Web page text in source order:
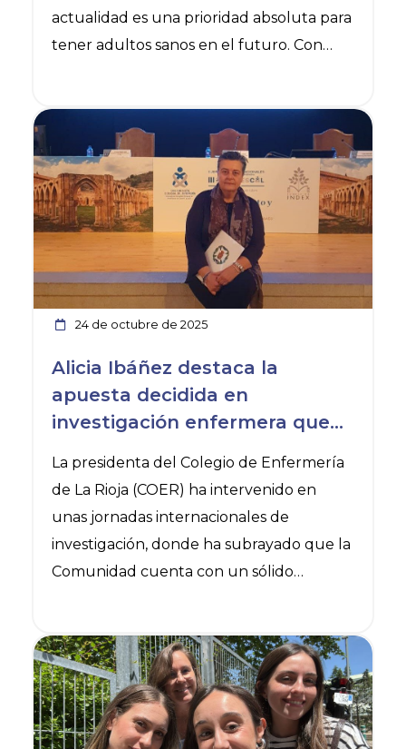
actualidad es una prioridad absoluta para
tener adultos sanos en el futuro. Con
noviembre, el Consejo General de
Enfermería, la Asociación Española de
Enfermería Pediátrica (AEEP) y la
Sociedad Española de Enfermería
Neonatal (SEEN) instan a las
administraciones a reforzar y apostar por
las enfermeras especialistas en Pediatría
para cuidar y educar en salud a los más
24 de octubre de 2025
Alicia Ibáñez destaca la
apuesta decidida en
investigación enfermera que
La presidenta del Colegio de Enfermería
de La Rioja (COER) ha intervenido en
unas jornadas internacionales de
investigación, donde ha subrayado que la
Comunidad cuenta con un sólido
Ver noticia
Ver noticia